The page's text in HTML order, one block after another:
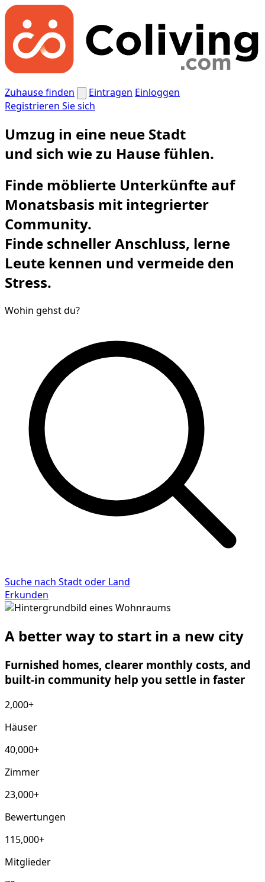
Zuhause finden Eintragen Einloggen
Registrieren Sie sich
Umzug in eine neue Stadt
und sich wie zu Hause fühlen.
Finde möblierte Unterkünfte auf
Monatsbasis mit integrierter
Community.
Finde schneller Anschluss, lerne
Leute kennen und vermeide den
Stress.
Wohin gehst du?
Suche nach Stadt oder Land
Erkunden
A better way to start in a new city
Furnished homes, clearer monthly costs, and
built-in community help you settle in faster
2,000+
Häuser
40,000+
Zimmer
23,000+
Bewertungen
115,000+
Mitglieder